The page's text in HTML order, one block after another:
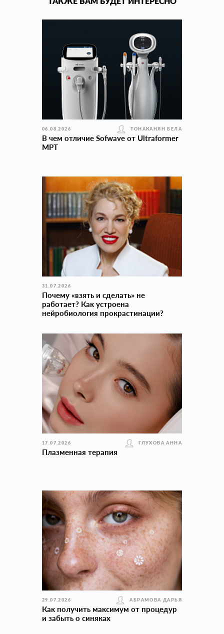
06.08.2026 ТОНАКАНЯН БЕЛА
В чем отличие Sofwave от Ultraformer
MPT
31.07.2026
Почему «взять и сделать» не
работает? Как устроена
нейробиология прокраcтинации?
17.07.2026 ГЛУХОВА АННА
Плазменная терапия
29.07.2026 АБРАМОВА ДАРЬЯ
Как получить максимум от процедур
и забыть о синяках